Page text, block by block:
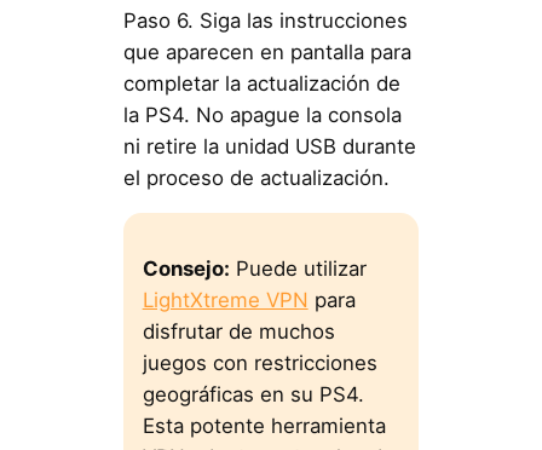
Paso 6. Siga las instrucciones
que aparecen en pantalla para
completar la actualización de
la PS4. No apague la consola
ni retire la unidad USB durante
el proceso de actualización.
Consejo: Puede utilizar
LightXtreme VPN para
disfrutar de muchos
juegos con restricciones
geográficas en su PS4.
Esta potente herramienta